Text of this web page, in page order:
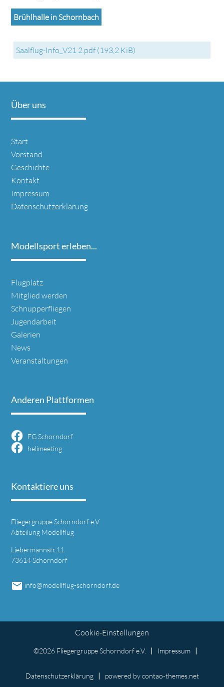
Brühlhalle in Schornbach
Saalflug-Info_V21 2.pdf (193,2 KiB)
Über uns
Navigation
überspringen
Start
Vorstand
Geschichte
Kontakt
Impressum
Datenschutzerklärung
Modellsport erleben...
Navigation
überspringen
Flugplatz
Mitglied werden
Schnupperfliegen
Jugendarbeit
Galerien
News
Veranstaltungen
Anderen Plattformen
FG Schorndorf
helimeeting
Kontaktiere uns
Fliegergruppe Schorndorf e.V.
Abteilung Modellflug
Liebermannstr.11
73614 Schorndorf
email info@modellflug-schorndorf.de
Cookie-Einstellungen
©2026 Fliegergruppe Schorndorf e.V. Impressum
Datenschutzerklärung powered bycontao-themes.net